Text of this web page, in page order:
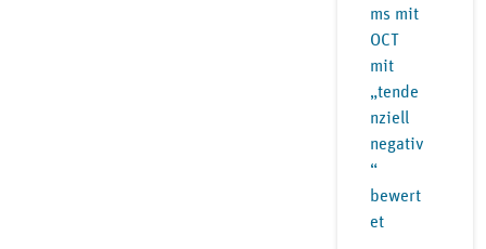
ms mit
OCT
mit
„tende
nziell
negativ
“
bewert
et